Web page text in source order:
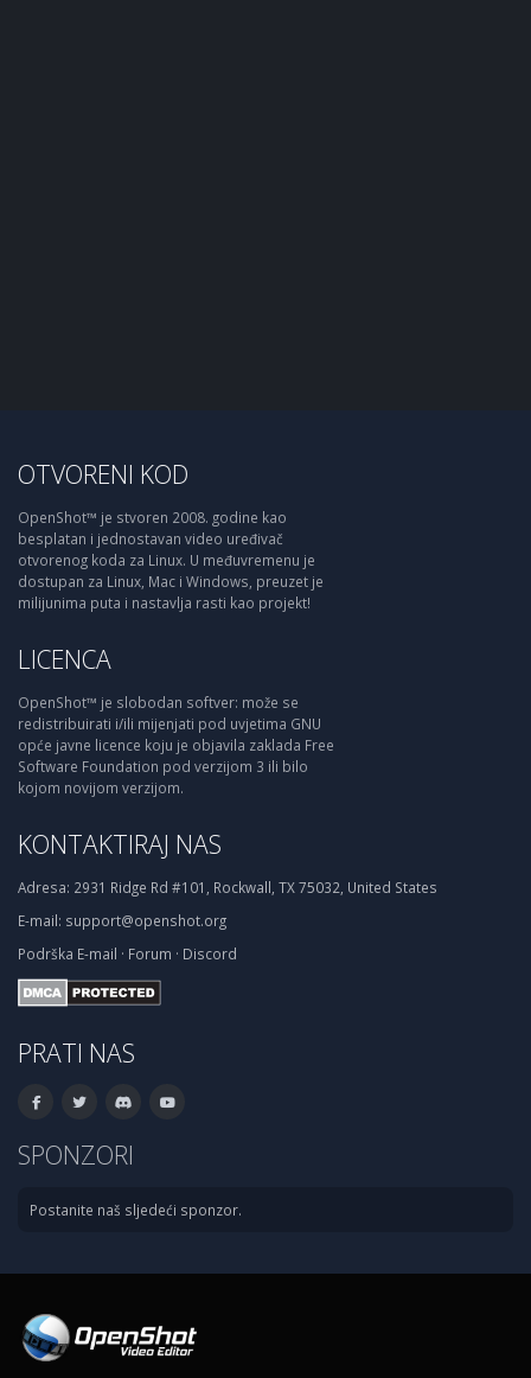
OTVORENI KOD
OpenShot™ je stvoren 2008. godine kao
besplatan i jednostavan video uređivač
otvorenog koda za Linux. U međuvremenu je
dostupan za Linux, Mac i Windows, preuzet je
milijunima puta i nastavlja rasti kao projekt!
LICENCA
OpenShot™ je slobodan softver: može se
redistribuirati i/ili mijenjati pod uvjetima GNU
opće javne licence koju je objavila zaklada Free
Software Foundation pod verzijom 3 ili bilo
kojom novijom verzijom.
KONTAKTIRAJ NAS
Adresa: 2931 Ridge Rd #101, Rockwall, TX 75032, United States
E-mail: support@openshot.org
Podrška E-mail · Forum · Discord
PRATI NAS
SPONZORI
Postanite naš sljedeći sponzor.